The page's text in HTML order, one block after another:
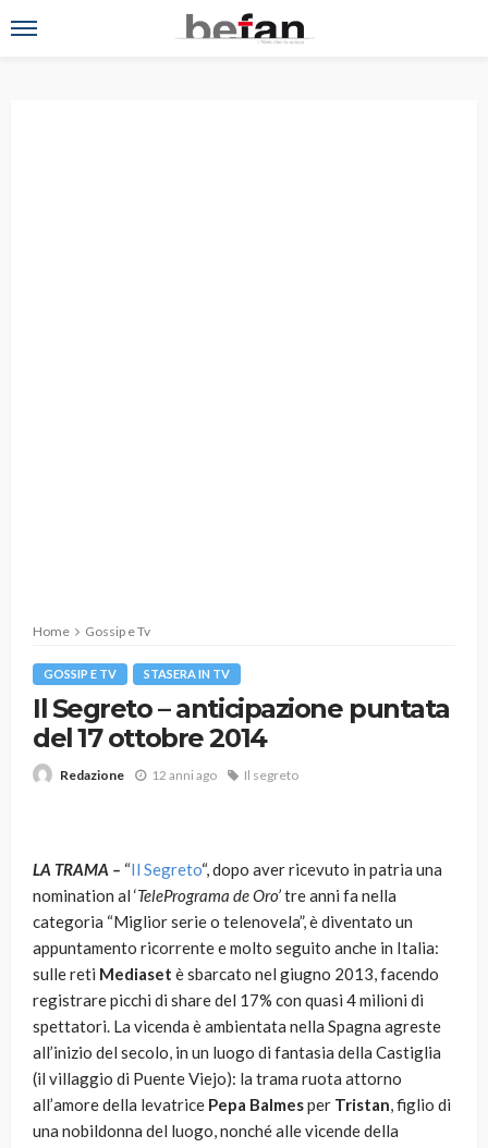
Home Gossip e Tv
GOSSIP E TV STASERA IN TV
Il Segreto – anticipazione puntata
del 17 ottobre 2014
Redazione 12 anni ago Il segreto
LA TRAMA – “Il Segreto“, dopo aver ricevuto in patria una
nomination al ‘TelePrograma de Oro’tre anni fa nella
categoria “Miglior serie o telenovela”, è diventato un
appuntamento ricorrente e molto seguito anche in Italia:
sulle reti Mediaset è sbarcato nel giugno 2013, facendo
registrare picchi di share del 17% con quasi 4 milioni di
spettatori. La vicenda è ambientata nella Spagna agreste
all’inizio del secolo, in un luogo di fantasia della Castiglia
(il villaggio di Puente Viejo): la trama ruota attorno
all’amore della levatrice Pepa Balmesper Tristan, figlio di
una nobildonna del luogo, nonché alle vicende della